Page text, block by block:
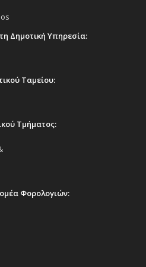
music»: Συναυλία με το
Windcraft Band, 3/10/25,
Δήμου
Λεωφ. Σταυρού & Ιωσήφ
«Νότης – Η επιστροφή»,
Δημοτική Υπηρεσία:
Ταμείου:
Τμήματος:
Φορολογιών: